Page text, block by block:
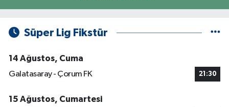
Süper Lig Fikstür
14 Ağustos, Cuma
Galatasaray - Çorum FK
21:30
15 Ağustos, Cumartesi